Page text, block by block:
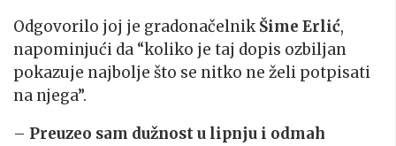
Odgovorilo joj je gradonačelnikŠime Erlić,
napominjući da “koliko je taj dopis ozbiljan
pokazuje najbolje što se nitko ne želi potpisati
na njega”.
– Preuzeo sam dužnost u lipnju i odmah